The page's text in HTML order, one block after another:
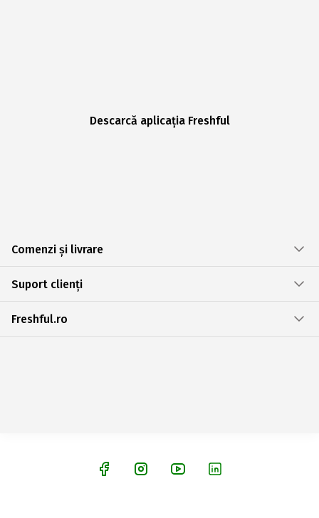
Descarcă aplicația Freshful
Comenzi și livrare
Suport clienți
Freshful.ro